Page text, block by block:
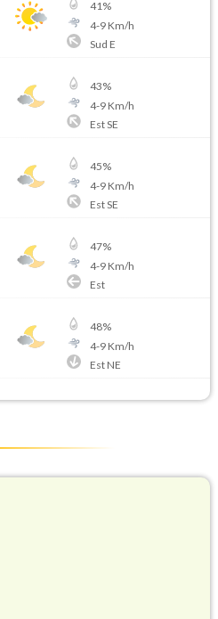
41%
4-9Km/h
Sud E
43%
4-9Km/h
Est SE
45%
4-9Km/h
Est SE
47%
4-9Km/h
Est
48%
4-9Km/h
Est NE